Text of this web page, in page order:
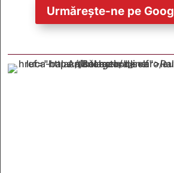
Urmărește-ne pe